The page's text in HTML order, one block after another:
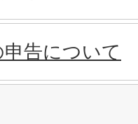
告について